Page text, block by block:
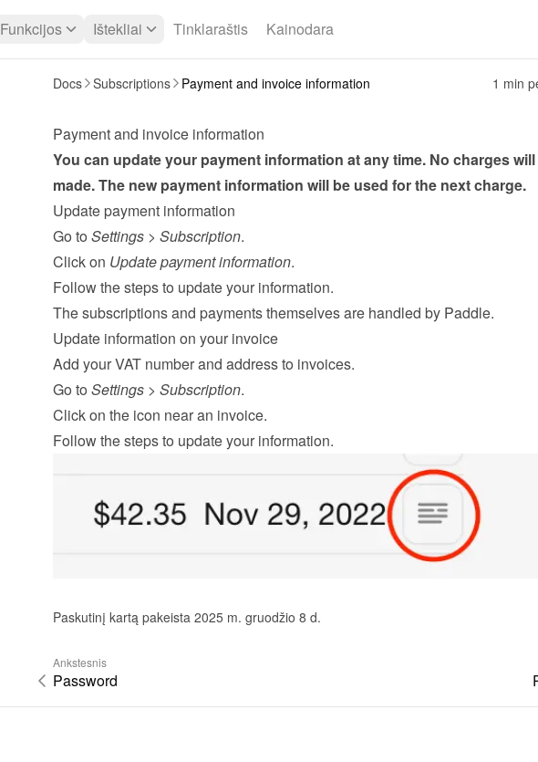
Funkcijos Ištekliai Tinklaraštis Kainodara
Docs Subscriptions Payment and invoice information 1 min
Payment and invoice information
You can update your payment information at any time. No charges
made. The new payment information will be used for the next charge.
Update payment information
Go to Settings > Subscription.
Click on Update payment information.
Follow the steps to update your information.
The subscriptions and payments themselves are handled by Paddle.
Update information on your invoice
Add your VAT number and address to invoices.
Go to Settings > Subscription.
Click on the icon near an invoice.
Follow the steps to update your information.
Paskutinį kartą pakeista 2025 m. gruodžio 8 d.
Ankstesnis
Password